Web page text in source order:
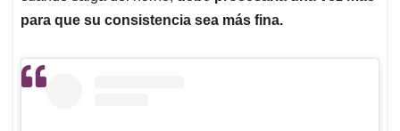
para que su consistencia sea más fina.